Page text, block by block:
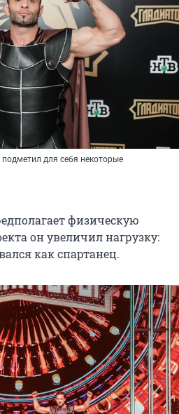
для себя некоторые
физическую
он увеличил нагрузку:
как спартанец.